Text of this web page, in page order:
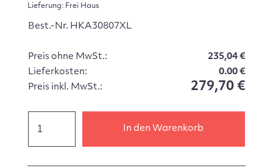
Lieferung: Frei Haus
Best.-Nr. HKA30807XL
Preis ohne MwSt.:
235,04 €
Lieferkosten:
0.00 €
Preis inkl. MwSt.:
279,70 €
In den Warenkorb